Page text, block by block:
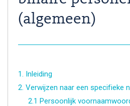
(algemeen)
1. Inleiding
2. Verwijzen naar een specifieke
2.1 Persoonlijk